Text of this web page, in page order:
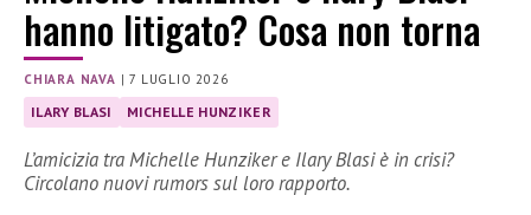
hanno litigato? Cosa non torna
CHIARA NAVA |7 LUGLIO 2026
ILARY BLASI MICHELLE HUNZIKER
L’amicizia tra Michelle Hunziker e Ilary Blasi è in crisi?
Circolano nuovi rumors sul loro rapporto.